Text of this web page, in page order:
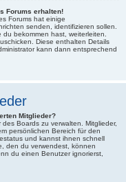
Forums erhalten!
Forums hat einige
senden, identifizieren sollen.
bekommen hast, weiterleiten.
Diese enthalten Details
kann dann entsprechend
Mitglieder?
Boards zu verwalten. Mitglieder,
persönlichen Bereich für den
und kannst ihnen schnell
den du verwendest, können
du einen Benutzer ignorierst,